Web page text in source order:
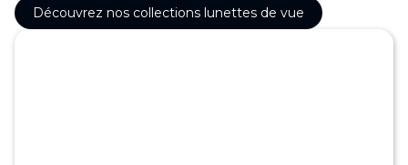
Découvrez nos collections lunettes de vue